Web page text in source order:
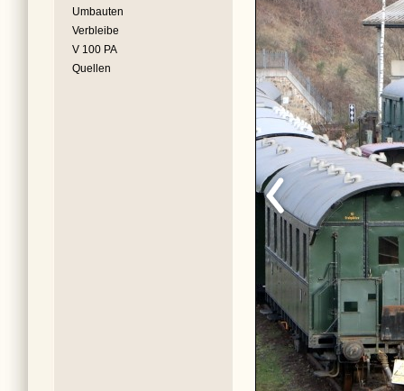
Umbauten
Verbleibe
V 100 PA
Quellen